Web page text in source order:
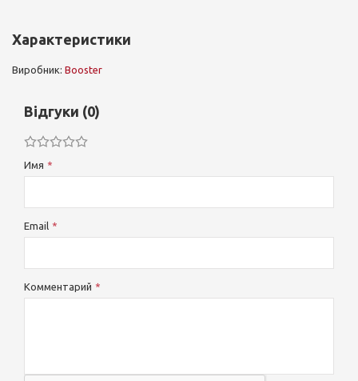
Характеристики
Виробник: Booster
Відгуки (0)
Имя
Email
Комментарий